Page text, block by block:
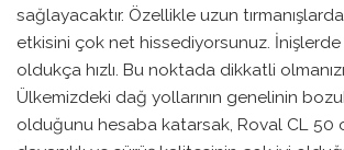
sağlayacaktır. Özellikle uzun
etkisini çok net hissediyorsunuz.
oldukça hızlı. Bu noktada dikkatli
Ülkemizdeki dağ yollarının genelinin
olduğunu hesaba katarsak, Roval CL 50